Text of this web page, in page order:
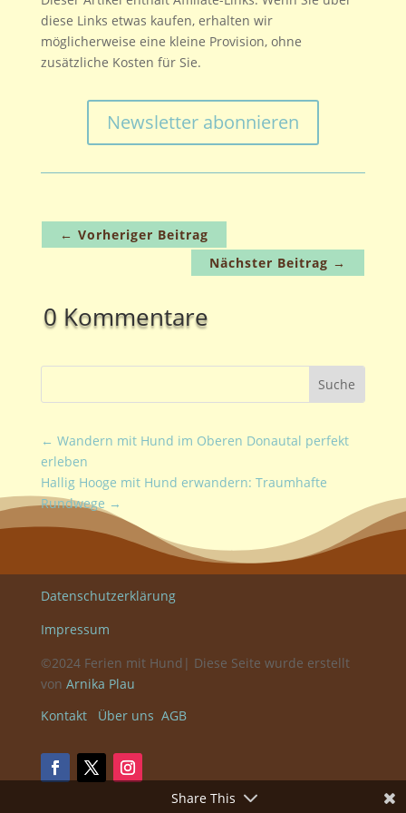
diese Links etwas kaufen, erhalten wir
möglicherweise eine kleine Provision, ohne
zusätzliche Kosten für Sie.
Newsletter abonnieren
← Vorheriger Beitrag
Nächster Beitrag →
0 Kommentare
← Wandern mit Hund im Oberen Donautal perfekt
erleben
Hallig Hooge mit Hund erwandern: Traumhafte
Rundwege →
Datenschutzerklärung
Impressum
©2024 Ferien mit Hund| Diese Seite wurde erstellt
von Arnika Plau
Kontakt
Über uns AGB
Share This